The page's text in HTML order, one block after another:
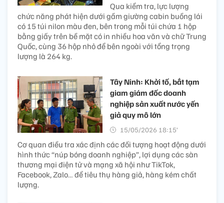
Qua kiểm tra, lực lượng
chức năng phát hiện dưới gầm giường cabin buồng lái
có 15 túi nilon màu đen, bên trong mỗi túi chứa 1 hộp
bằng giấy trên bề mặt có in nhiều hoa văn và chữ Trung
Quốc, cùng 36 hộp nhỏ để bên ngoài với tổng trọng
lượng là 264 kg.
Tây Ninh: Khởi tố, bắt tạm
giam giám đốc doanh
nghiệp sản xuất nước yến
giả quy mô lớn
15/05/2026 18:15’
Cơ quan điều tra xác định các đối tượng hoạt động dưới
hình thức “núp bóng doanh nghiệp”, lợi dụng các sàn
thương mại điện tử và mạng xã hội như TikTok,
Facebook, Zalo… để tiêu thụ hàng giả, hàng kém chất
lượng.